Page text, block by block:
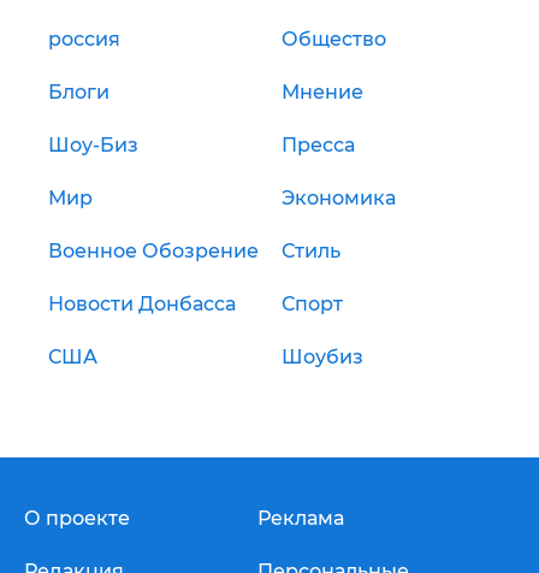
россия Общество
Блоги Мнение
Шоу-Биз Пресса
Мир Экономика
Военное Обозрение Стиль
Новости Донбасса Спорт
США Шоубиз
О проекте Реклама